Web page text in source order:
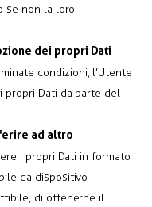
se non la loro
dei propri Dati
condizioni, l’Utente
propri Dati da parte del
ad altro
i propri Dati in formato
da dispositivo
di ottenerne il